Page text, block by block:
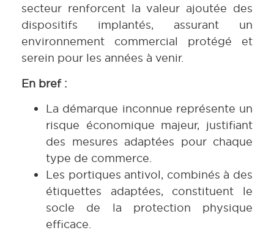
secteur renforcent la valeur ajoutée des
dispositifs implantés, assurant un
environnement commercial protégé et
serein pour les années à venir.
En bref :
La démarque inconnue représente un
risque économique majeur, justifiant
des mesures adaptées pour chaque
type de commerce.
Les portiques antivol, combinés à des
étiquettes adaptées, constituent le
socle de la protection physique
efficace.